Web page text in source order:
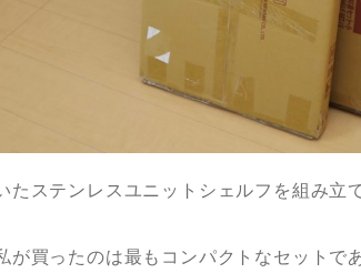
たステンレスユニットシェルフを組み立
が買ったのは最もコンパクトなセットで